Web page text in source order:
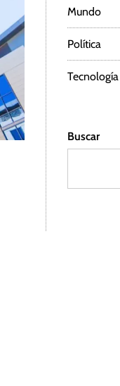
Mundo
Política
Tecnología
Buscar